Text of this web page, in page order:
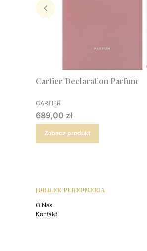
Cartier Declaration Parfum
PRODUCENT
CARTIER
Cena
689,00 zł
Zobacz produkt
Linki w stopce
JUBILER PERFUMERIA
O Nas
Kontakt